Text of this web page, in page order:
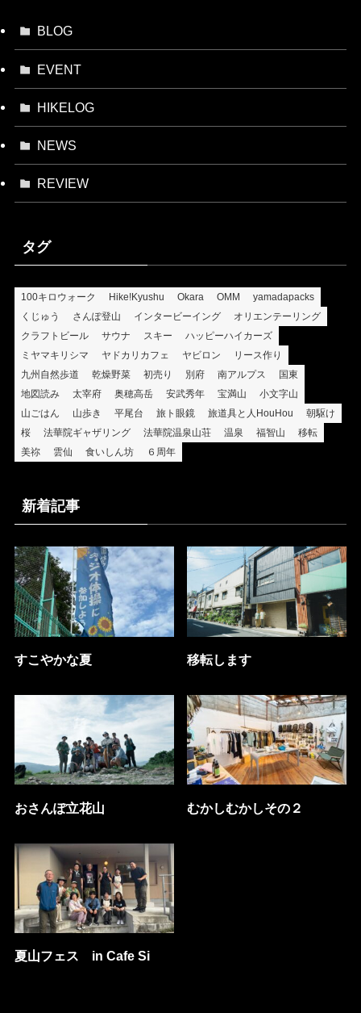
BLOG
EVENT
HIKELOG
NEWS
REVIEW
タグ
100キロウォーク Hike!Kyushu Okara OMM
yamadapacks
くじゅう
さんぽ登山 インタービーイング
オリエンテーリング
クラフトビール
サウナ スキー
ハッピーハイカーズ
ミヤマキリシマ
ヤドカリカフェ ヤビロン
リース作り
九州自然歩道
乾燥野菜 初売り 別府 南アルプス
国東
地図読み
太宰府 奥穂高岳 安武秀年 宝満山
小文字山
山ごはん
山歩き 平尾台 旅ト眼鏡 旅道具と人HouHou
朝駆け
桜
法華院ギャザリング 法華院温泉山荘 温泉 福智山
移転
美祢
雲仙 食いしん坊 ６周年
新着記事
すこやかな夏 移転します
おさんぽ立花山 むかしむかしその２
夏山フェス in Cafe Si